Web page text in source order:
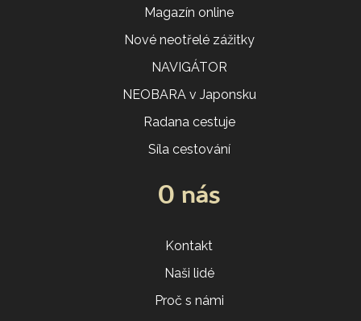
Magazín online
Nové neotřelé zážitky
NAVIGÁTOR
NEOBARA v Japonsku
Radana cestuje
Síla cestování
O nás
Kontakt
Naši lidé
Proč s námi